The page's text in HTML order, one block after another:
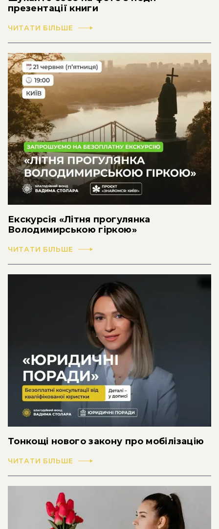
презентації книги
ЧИТАТИ БІЛЬШЕ
Екскурсія «Літня прогулянка
Володимирською гіркою»
ЧИТАТИ БІЛЬШЕ
Тонкощі нового закону про мобілізацію
ЧИТАТИ БІЛЬШЕ